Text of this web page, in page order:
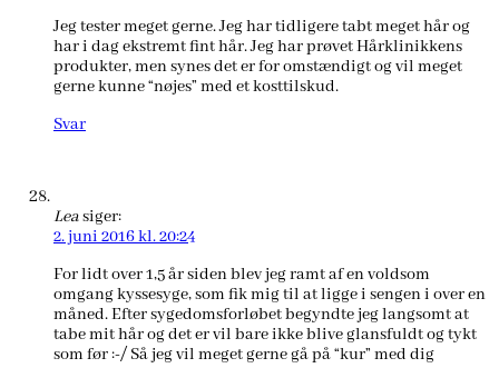
Jeg tester meget gerne. Jeg har tidligere tabt meget hår og
har i dag ekstremt fint hår. Jeg har prøvet Hårklinikkens
produkter, men synes det er for omstændigt og vil meget
gerne kunne “nøjes” med et kosttilskud.
Svar
Leasiger:
2. juni 2016 kl. 20:24
For lidt over 1,5 år siden blev jeg ramt af en voldsom
omgang kyssesyge, som fik mig til at ligge i sengen i over en
måned. Efter sygedomsforløbet begyndte jeg langsomt at
tabe mit hår og det er vil bare ikke blive glansfuldt og tykt
som før :-/ Så jeg vil meget gerne gå på “kur” med dig